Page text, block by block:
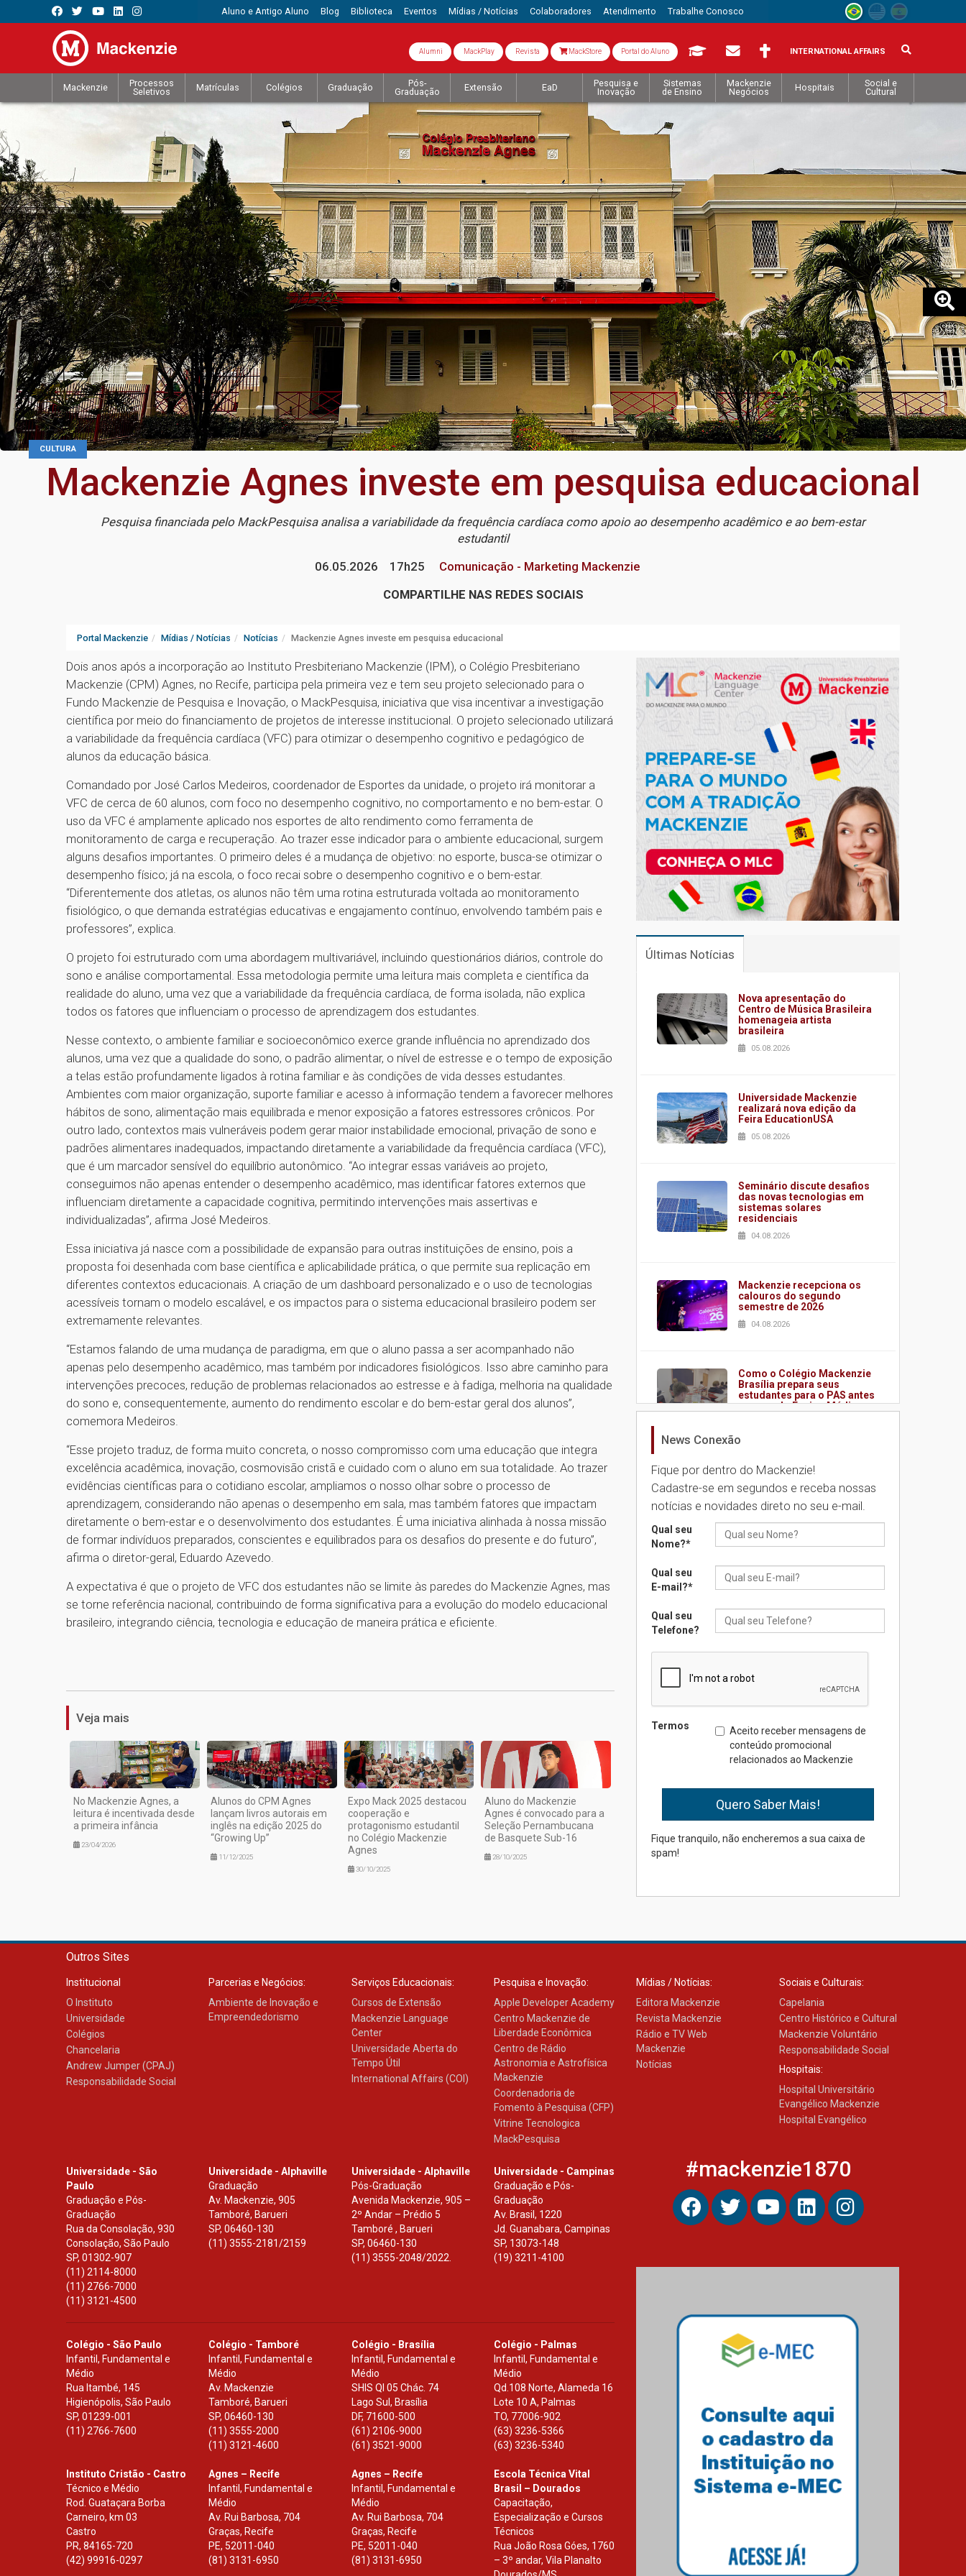
Aluno e Antigo Aluno Blog Biblioteca Eventos Mídias / Notícias Colaboradores Atendimento Trabalhe Conosco
Alumni MackPlay Revista MackStore Portal do Aluno INTERNATIONAL AFFAIRS
Mackenzie
Processos
Seletivos
Matrículas Colégios Graduação
Pós-
Graduação
Extensão EaD
Pesquisa e
Inovação
Sistemas
de Ensino
Mackenzie
Negócios
Hospitais
Social e
Cultural
CULTURA
Mackenzie Agnes investe em pesquisa educacional
Pesquisa financiada pelo MackPesquisa analisa a variabilidade da frequência cardíaca como apoio ao desempenho acadêmico e ao bem-estar
estudantil
06.05.2026
17h25
Comunicação - Marketing Mackenzie
COMPARTILHE NAS REDES SOCIAIS
Portal Mackenzie Mídias / Notícias Notícias Mackenzie Agnes investe em pesquisa educacional
Dois anos após a incorporação ao Instituto Presbiteriano Mackenzie (IPM), o Colégio Presbiteriano
Mackenzie (CPM) Agnes, no Recife, participa pela primeira vez e tem seu projeto selecionado para o
Fundo Mackenzie de Pesquisa e Inovação, o MackPesquisa, iniciativa que visa incentivar a investigação
científica por meio do financiamento de projetos de interesse institucional. O projeto selecionado utilizará
a variabilidade da frequência cardíaca (VFC) para otimizar o desempenho cognitivo e pedagógico de
alunos da educação básica.
Comandado por José Carlos Medeiros, coordenador de Esportes da unidade, o projeto irá monitorar a
VFC de cerca de 60 alunos, com foco no desempenho cognitivo, no comportamento e no bem-estar. O
uso da VFC é amplamente aplicado nos esportes de alto rendimento como ferramenta de
monitoramento de carga e recuperação. Ao trazer esse indicador para o ambiente educacional, surgem
alguns desafios importantes. O primeiro deles é a mudança de objetivo: no esporte, busca-se otimizar o
desempenho físico; já na escola, o foco recai sobre o desempenho cognitivo e o bem-estar.
“Diferentemente dos atletas, os alunos não têm uma rotina estruturada voltada ao monitoramento
fisiológico, o que demanda estratégias educativas e engajamento contínuo, envolvendo também pais e
professores”, explica.
O projeto foi estruturado com uma abordagem multivariável, incluindo questionários diários, controle do
sono e análise comportamental. Essa metodologia permite uma leitura mais completa e científica da
realidade do aluno, uma vez que a variabilidade da frequência cardíaca, de forma isolada, não explica
todos os fatores que influenciam o processo de aprendizagem dos estudantes.
Nesse contexto, o ambiente familiar e socioeconômico exerce grande influência no aprendizado dos
alunos, uma vez que a qualidade do sono, o padrão alimentar, o nível de estresse e o tempo de exposição
a telas estão profundamente ligados à rotina familiar e às condições de vida desses estudantes.
Ambientes com maior organização, suporte familiar e acesso à informação tendem a favorecer melhores
hábitos de sono, alimentação mais equilibrada e menor exposição a fatores estressores crônicos. Por
outro lado, contextos mais vulneráveis podem gerar maior instabilidade emocional, privação de sono e
padrões alimentares inadequados, impactando diretamente a variabilidade da frequência cardíaca (VFC),
que é um marcador sensível do equilíbrio autonômico. “Ao integrar essas variáveis ao projeto,
conseguimos não apenas entender o desempenho acadêmico, mas identificar fatores externos que
influenciam diretamente a capacidade cognitiva, permitindo intervenções mais assertivas e
individualizadas”, afirma José Medeiros.
Essa iniciativa já nasce com a possibilidade de expansão para outras instituições de ensino, pois a
proposta foi desenhada com base científica e aplicabilidade prática, o que permite sua replicação em
diferentes contextos educacionais. A criação de um dashboard personalizado e o uso de tecnologias
acessíveis tornam o modelo escalável, e os impactos para o sistema educacional brasileiro podem ser
extremamente relevantes.
“Estamos falando de uma mudança de paradigma, em que o aluno passa a ser acompanhado não
apenas pelo desempenho acadêmico, mas também por indicadores fisiológicos. Isso abre caminho para
intervenções precoces, redução de problemas relacionados ao estresse e à fadiga, melhoria na qualidade
do sono e, consequentemente, aumento do rendimento escolar e do bem-estar geral dos alunos”,
comemora Medeiros.
“Esse projeto traduz, de forma muito concreta, o nosso compromisso com uma educação que integra
excelência acadêmica, inovação, cosmovisão cristã e cuidado com o aluno em sua totalidade. Ao trazer
evidências científicas para o cotidiano escolar, ampliamos o nosso olhar sobre o processo de
aprendizagem, considerando não apenas o desempenho em sala, mas também fatores que impactam
diretamente o bem-estar e o desenvolvimento dos estudantes. É uma iniciativa alinhada à nossa missão
de formar indivíduos preparados, conscientes e equilibrados para os desafios do presente e do futuro”,
afirma o diretor-geral, Eduardo Azevedo.
A expectativa é que o projeto de VFC dos estudantes não se limite às paredes do Mackenzie Agnes, mas
se torne referência nacional, contribuindo de forma significativa para a evolução do modelo educacional
brasileiro, integrando ciência, tecnologia e educação de maneira prática e eficiente.
Veja mais
No Mackenzie Agnes, a
leitura é incentivada desde
a primeira infância
23/04/2026
Alunos do CPM Agnes
lançam livros autorais em
inglês na edição 2025 do
“Growing Up”
11/12/2025
Expo Mack 2025 destacou
cooperação e
protagonismo estudantil
no Colégio Mackenzie
Agnes
30/10/2025
Aluno do Mackenzie
Agnes é convocado para a
Seleção Pernambucana
de Basquete Sub-16
28/10/2025
Últimas Notícias
Nova apresentação do
Centro de Música Brasileira
homenageia artista
brasileira
05.08.2026
Universidade Mackenzie
realizará nova edição da
Feira EducationUSA
05.08.2026
Seminário discute desafios
das novas tecnologias em
sistemas solares
residenciais
04.08.2026
Mackenzie recepciona os
calouros do segundo
semestre de 2026
04.08.2026
Como o Colégio Mackenzie
Brasília prepara seus
estudantes para o PAS antes
mesmo do Ensino Médio
Como os pais podem investir
na educação dos filhos além
da escola
04.08.2026
Transformadora reúne
docentes para debater
inovação e desafios da
04.08.2026
finalista do Prêmio Jabuti
com obra sobre ética e
arquitetura contemporânea
parcerias internacionais
03.08.2026
News Conexão
Fique por dentro do Mackenzie!
Cadastre-se em segundos e receba nossas
notícias e novidades direto no seu e-mail.
Qual seu
Nome?*
Qual seu
E-mail?*
Qual seu
Telefone?
Termos
Aceito receber mensagens de
conteúdo promocional
relacionados ao Mackenzie
Fique tranquilo, não encheremos a sua caixa de
spam!
Outros Sites
Institucional
O Instituto
Universidade
Colégios
Chancelaria
Andrew Jumper (CPAJ)
Responsabilidade Social
Parcerias e Negócios:
Ambiente de Inovação e
Empreendedorismo
Serviços Educacionais:
Cursos de Extensão
Mackenzie Language
Center
Universidade Aberta do
Tempo Útil
International Affairs (COI)
Pesquisa e Inovação:
Apple Developer Academy
Centro Mackenzie de
Liberdade Econômica
Centro de Rádio
Astronomia e Astrofísica
Mackenzie
Coordenadoria de
Fomento à Pesquisa (CFP)
Vitrine Tecnologica
MackPesquisa
Mídias / Notícias:
Editora Mackenzie
Revista Mackenzie
Rádio e TV Web
Mackenzie
Notícias
Sociais e Culturais:
Capelania
Centro Histórico e Cultural
Mackenzie Voluntário
Responsabilidade Social
Hospitais:
Hospital Universitário
Evangélico Mackenzie
Hospital Evangélico
Universidade - São
Paulo
Graduação e Pós-
Graduação
Rua da Consolação, 930
Consolação, São Paulo
SP, 01302-907
(11) 2114-8000
(11) 2766-7000
(11) 3121-4500
Universidade - Alphaville
Graduação
Av. Mackenzie, 905
Tamboré, Barueri
SP,06460-130
(11) 3555-2181/2159
Universidade - Alphaville
Pós-Graduação
Avenida Mackenzie, 905 –
2º Andar – Prédio 5
Tamboré , Barueri
SP, 06460-130
(11) 3555-2048/2022.
Universidade - Campinas
Graduação e Pós-
Graduação
Av. Brasil, 1220
Jd. Guanabara, Campinas
SP, 13073-148
(19) 3211-4100
Colégio - São Paulo
Infantil, Fundamental e
Médio
Rua Itambé, 145
Higienópolis, São Paulo
SP, 01239-001
(11) 2766-7600
Colégio - Tamboré
Infantil, Fundamental e
Médio
Av. Mackenzie
Tamboré, Barueri
SP,06460-130
(11) 3555-2000
(11) 3121-4600
Colégio - Brasília
Infantil, Fundamental e
Médio
SHIS Ql 05 Chác. 74
Lago Sul, Brasília
DF, 71600-500
(61) 2106-9000
(61) 3521-9000
Colégio - Palmas
Infantil, Fundamental e
Médio
Qd.108 Norte, Alameda 16
Lote 10 A, Palmas
TO, 77006-902
(63) 3236-5366
(63) 3236-5340
Instituto Cristão - Castro
Técnico e Médio
Rod. Guataçara Borba
Carneiro, km 03
Castro
PR, 84165-720
(42) 99916-0297
Agnes – Recife
Infantil, Fundamental e
Médio
Av. Rui Barbosa, 704
Graças, Recife
PE, 52011-040
(81) 3131-6950
Agnes – Recife
Infantil, Fundamental e
Médio
Av. Rui Barbosa, 704
Graças, Recife
PE, 52011-040
(81) 3131-6950
Escola Técnica Vital
Brasil – Dourados
Capacitação,
Especialização e Cursos
Técnicos
Rua João Rosa Góes, 1760
– 3º andar, Vila Planalto
#mackenzie1870